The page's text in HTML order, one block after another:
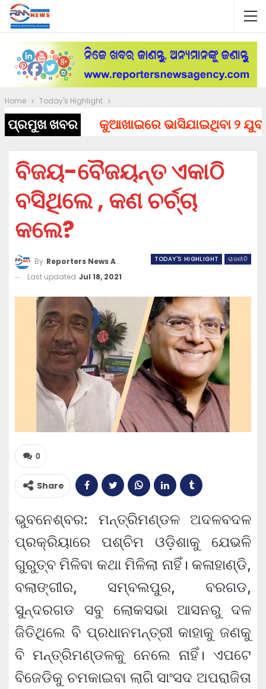
Home Today's Highlight
ପ୍ରମୁଖ ଖବରକୁଆଖାଇରେ ଭାସିଯାଇଥିବା ୨
ବିଜୟ-ବୈଜୟନ୍ତ ଏକାଠି
ବସିଥିଲେ , କଣ ଚର୍ଚ୍ଚା
କଲେ?
TODAY'S HIGHLIGHT ରାଜନୀତି
By Reporters News Agency
Last updated Jul 18, 2021
0
Share
ଭୁବନେଶ୍ବର: ମନ୍ତ୍ରିମଣ୍ଡଳ ଅଦଳବଦଳ
ପ୍ରକ୍ରିୟାରେ ପଶ୍ଚିମ ଓଡ଼ିଶାକୁ ଯେଭଳି
ଗୁରୁତ୍ବ ମିଳିବା କଥା ମିଳିଲା ନାହିଁ। କଳାହାଣ୍ଡି,
ବଲାଙ୍ଗୀର, ସମ୍ବଲପୁର, ବରଗଡ,
ସୁନ୍ଦରଗଡ ସବୁ ଲୋକସଭା ଆସନରୁ ଦଳ
ଜିତିଥିଲେ ବି ପ୍ରଧାନମନ୍ତ୍ରୀ କାହାକୁ ଜଣକୁ
ବି ମନ୍ତ୍ରିମଣ୍ଡଳକୁ ନେଲେ ନାହିଁ। ଏପଟେ
ବିଜେଡିକୁ ଚମକାଇବା ଲାଗି ସାଂସଦ ଅପରାଜିତା